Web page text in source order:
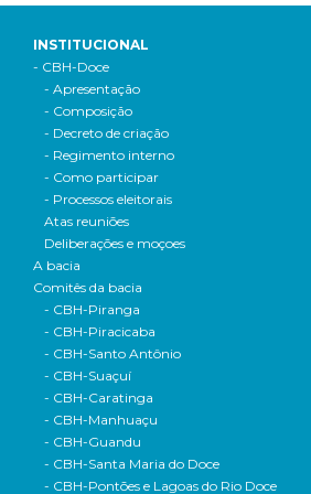
INSTITUCIONAL
- CBH-Doce
- Apresentação
- Composição
- Decreto de criação
- Regimento interno
- Como participar
- Processos eleitorais
Atas reuniões
Deliberações e moçoes
A bacia
Comitês da bacia
- CBH-Piranga
- CBH-Piracicaba
- CBH-Santo Antônio
- CBH-Suaçuí
- CBH-Caratinga
- CBH-Manhuaçu
- CBH-Guandu
- CBH-Santa Maria do Doce
- CBH-Pontões e Lagoas do Rio Doce